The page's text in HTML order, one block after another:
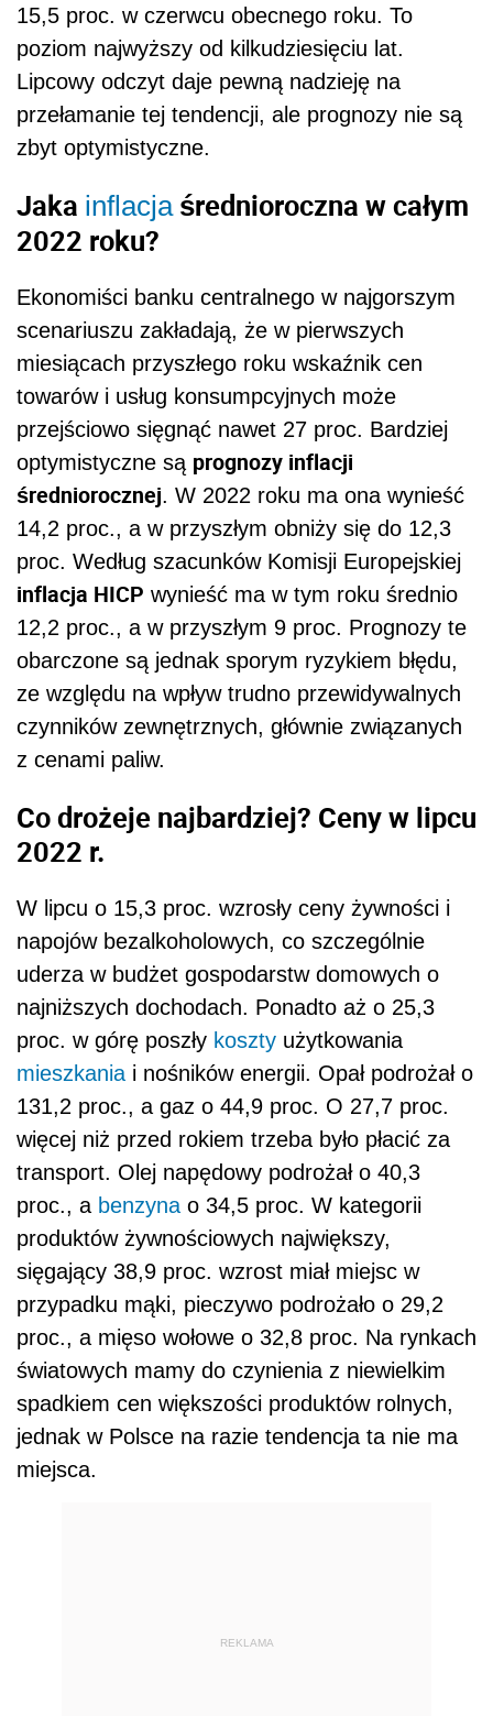
15,5 proc. w czerwcu obecnego roku. To
poziom najwyższy od kilkudziesięciu lat.
Lipcowy odczyt daje pewną nadzieję na
przełamanie tej tendencji, ale prognozy nie są
zbyt optymistyczne.
Jaka inflacjaśrednioroczna w całym
2022 roku?
Ekonomiści banku centralnego w najgorszym
scenariuszu zakładają, że w pierwszych
miesiącach przyszłego roku wskaźnik cen
towarów i usług konsumpcyjnych może
przejściowo sięgnąć nawet 27 proc. Bardziej
optymistyczne są prognozy inflacji
średniorocznej. W 2022 roku ma ona wynieść
14,2 proc., a w przyszłym obniży się do 12,3
proc. Według szacunków Komisji Europejskiej
inflacja HICP wynieść ma w tym roku średnio
12,2 proc., a w przyszłym 9 proc. Prognozy te
obarczone są jednak sporym ryzykiem błędu,
ze względu na wpływ trudno przewidywalnych
czynników zewnętrznych, głównie związanych
z cenami paliw.
Co drożeje najbardziej? Ceny w lipcu
2022 r.
W lipcu o 15,3 proc. wzrosły ceny żywności i
napojów bezalkoholowych, co szczególnie
uderza w budżet gospodarstw domowych o
najniższych dochodach. Ponadto aż o 25,3
proc. w górę poszły koszty użytkowania
mieszkania i nośników energii. Opał podrożał o
131,2 proc., a gaz o 44,9 proc. O 27,7 proc.
więcej niż przed rokiem trzeba było płacić za
transport. Olej napędowy podrożał o 40,3
proc., a benzyna o 34,5 proc. W kategorii
produktów żywnościowych największy,
sięgający 38,9 proc. wzrost miał miejsc w
przypadku mąki, pieczywo podrożało o 29,2
proc., a mięso wołowe o 32,8 proc. Na rynkach
światowych mamy do czynienia z niewielkim
spadkiem cen większości produktów rolnych,
jednak w Polsce na razie tendencja ta nie ma
miejsca.
REKLAMA